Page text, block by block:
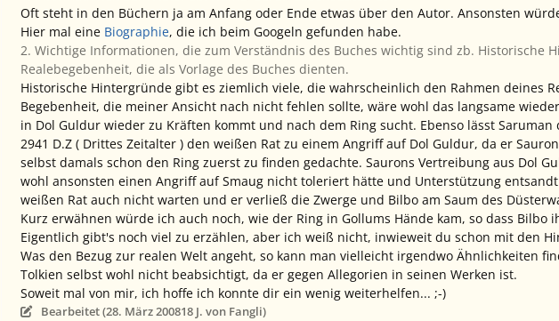
Oft steht in den Büchern ja am Anfang oder Ende etwas über den Autor. Ansonsten
Hier mal eine Biographie, die ich beim Googeln gefunden habe.
2. Wichtige Informationen, die zum Verständnis des Buches wichtig sind zb.
Realebegebenheit, die als Vorlage des Buches dienten.
Historische Hintergründe gibt es ziemlich viele, die wahrscheinlich den Rahmen deines
Begebenheit, die meiner Ansicht nach nicht fehlen sollte, wäre wohl das langsame
in Dol Guldur wieder zu Kräften kommt und nach dem Ring sucht. Ebenso lässt
2941 D.Z ( Drittes Zeitalter ) den weißen Rat zu einem Angriff auf Dol Guldur, da er
selbst damals schon den Ring zuerst zu finden gedachte. Saurons Vertreibung aus Dol
wohl ansonsten einen Angriff auf Smaug nicht toleriert hätte und Unterstützung
weißen Rat auch nicht warten und er verließ die Zwerge und Bilbo am Saum des
Kurz erwähnen würde ich auch noch, wie der Ring in Gollums Hände kam, so dass Bilbo
Eigentlich gibt's noch viel zu erzählen, aber ich weiß nicht, inwieweit du schon mit den
Was den Bezug zur realen Welt angeht, so kann man vielleicht irgendwo Ähnlichkeiten
Tolkien selbst wohl nicht beabsichtigt, da er gegen Allegorien in seinen Werken ist.
Soweit mal von mir, ich hoffe ich konnte dir ein wenig weiterhelfen... ;-)
Bearbeitet (28. März 200818 J. von Fangli)